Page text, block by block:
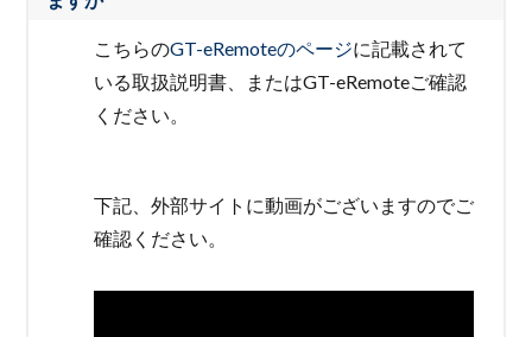
こちらのGT-eRemoteのページに記載されて
いる取扱説明書、またはGT-eRemoteご確認
ください。
下記、外部サイトに動画がございますのでご
確認ください。